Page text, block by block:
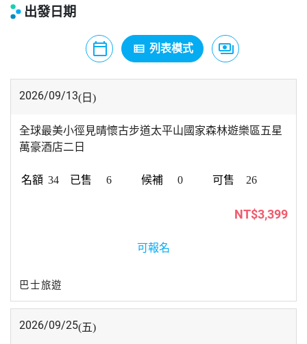
出發日期
calendar_today
月曆模式
view_list
列表模式 payments
價格模式
2026/09/13(日)
全球最美小徑見晴懷古步道太平山國家森林遊樂區五星
萬豪酒店二日
34 6 0 26
NT$3,399
可報名
巴士旅遊
2026/09/25(五)